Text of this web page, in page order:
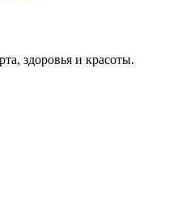
здоровья и красоты.